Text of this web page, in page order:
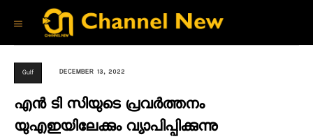
Gulf DECEMBER 13, 2022
എന്‍ ടി സിയുടെ പ്രവർത്തനം
യുഎഇയിലേക്കും വ്യാപിപ്പിക്കുന്നു